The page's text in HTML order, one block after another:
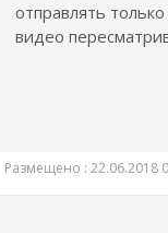
отправлять
видео
Размещено : 22.06.2018